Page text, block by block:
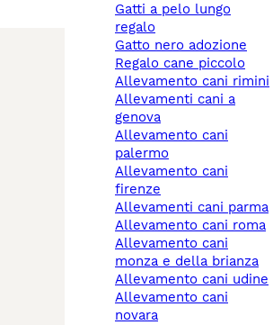
gatti a pelo lungo
regalo
gatto nero adozione
regalo cane piccolo
allevamento cani rimini
allevamenti cani a
genova
allevamento cani
palermo
allevamento cani
firenze
allevamenti cani parma
allevamento cani roma
allevamento cani
monza e della brianza
allevamento cani udine
allevamento cani
novara